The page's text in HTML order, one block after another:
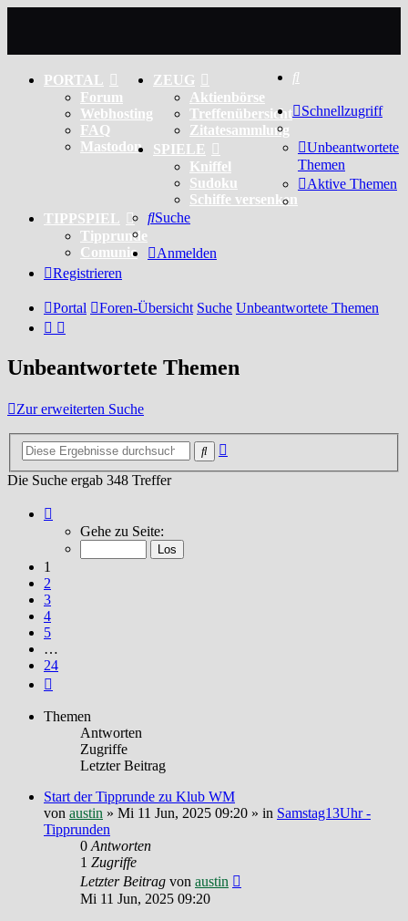
PORTAL
Forum
Webhosting
FAQ
Mastodon
ZEUG
Aktienbörse
Treffenübersicht
Zitatesammlung
SPIELE
Kniffel
Sudoku
Schiffe versenken
TIPPSPIEL
Tipprunde
Comunio
Schnellzugriff
Unbeantwortete
Themen
Aktive Themen
Suche
Anmelden
Registrieren
Portal Foren-Übersicht Suche Unbeantwortete Themen
Unbeantwortete Themen
Zur erweiterten Suche
Suche
Die Suche ergab 348 Treffer
von
Gehe zu Seite:
1
2
3
4
5
…
24
Themen
Antworten
Zugriffe
Letzter Beitrag
Start der Tipprunde zu Klub WM
von austin » Mi 11 Jun, 2025 09:20 » in Samstag13Uhr -
Tipprunden
0Antworten
1 Zugriffe
Letzter Beitrag von austin
Mi 11 Jun, 2025 09:20